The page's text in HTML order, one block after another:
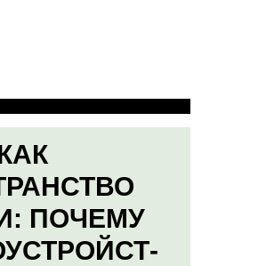
ПОЧЕМУ